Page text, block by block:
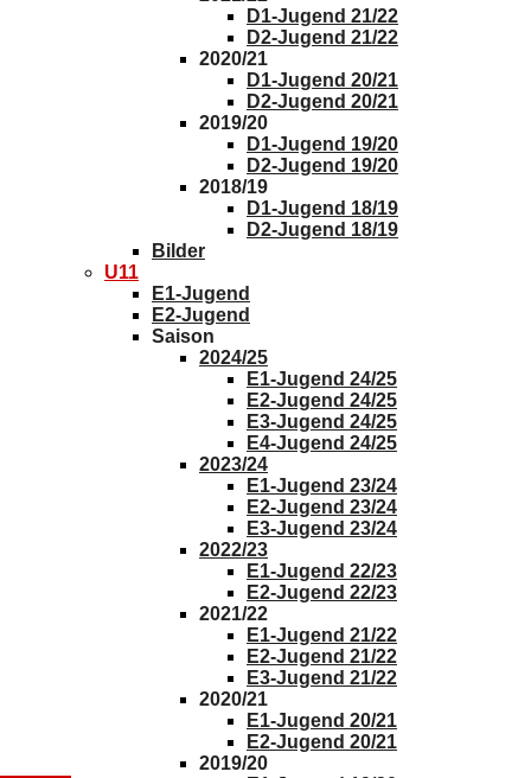
D1-Jugend 21/22
D2-Jugend 21/22
2020/21
D1-Jugend 20/21
D2-Jugend 20/21
2019/20
D1-Jugend 19/20
D2-Jugend 19/20
2018/19
D1-Jugend 18/19
D2-Jugend 18/19
Bilder
U11
E1-Jugend
E2-Jugend
Saison
2024/25
E1-Jugend 24/25
E2-Jugend 24/25
E3-Jugend 24/25
E4-Jugend 24/25
2023/24
E1-Jugend 23/24
E2-Jugend 23/24
E3-Jugend 23/24
2022/23
E1-Jugend 22/23
E2-Jugend 22/23
2021/22
E1-Jugend 21/22
E2-Jugend 21/22
E3-Jugend 21/22
2020/21
E1-Jugend 20/21
E2-Jugend 20/21
2019/20